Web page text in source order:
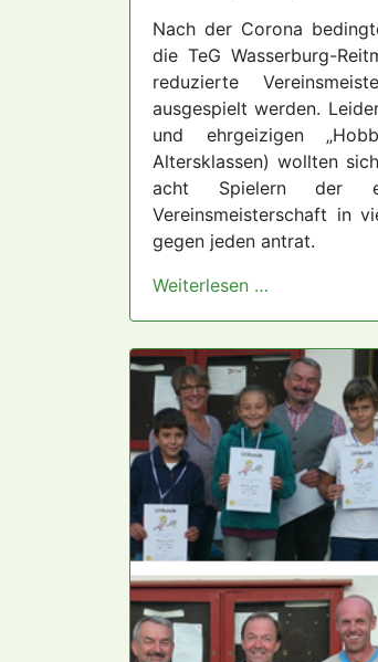
Nach der Corona
die TeG Wasserburg-
reduzierte
ausgespielt werden.
und ehrgeizigen
Altersklassen) wollten
acht Spielern der
Vereinsmeisterschaft in
gegen jeden antrat.
Weiterlesen …